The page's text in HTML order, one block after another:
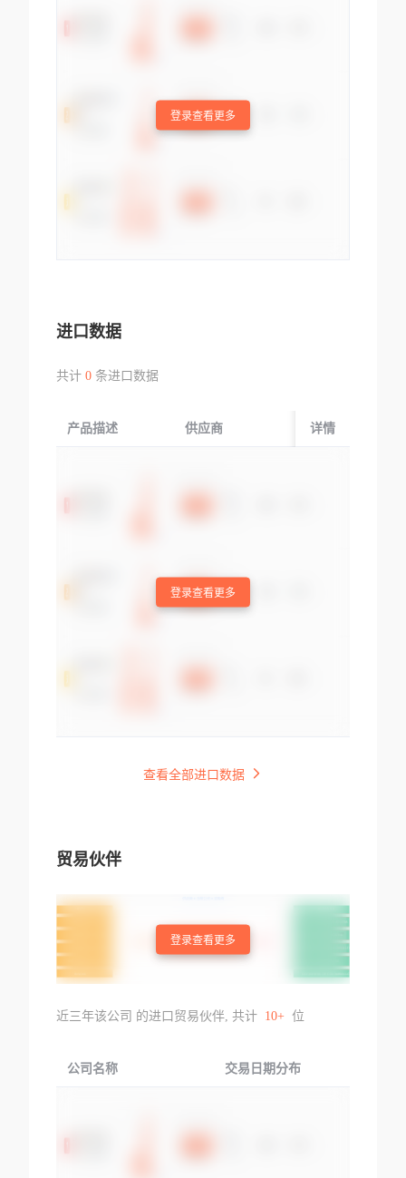
登录查看更多
进口数据
共计 0条进口数据
产品描述 供应商 起运国/地区
详情
登录查看更多
查看全部进口数据
贸易伙伴
登录查看更多
近三年该公司 的进口贸易伙伴, 共计 10+ 位
公司名称 交易日期分布